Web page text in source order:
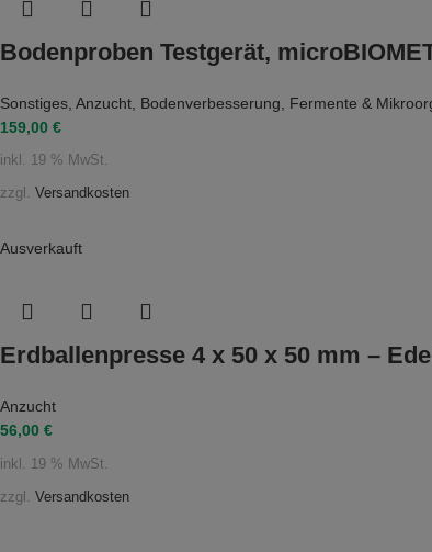
Bodenproben Testgerät,
Sonstiges Anzucht Bodenverbesserung Fermente &
159,00 €
inkl. 19 % MwSt.
zzgl. Versandkosten
Ausverkauft
Erdballenpresse 4 x 50 x 50 mm –
Anzucht
56,00 €
inkl. 19 % MwSt.
zzgl. Versandkosten